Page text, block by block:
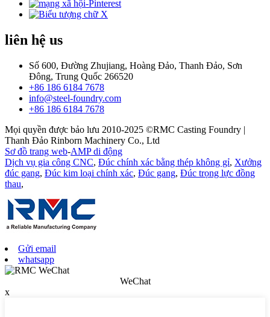
liên hệ us
Số 600, Đường Zhujiang, Hoàng Đảo, Thanh Đảo, Sơn
Đông, Trung Quốc 266520
+86 186 6184 7678
info@steel-foundry.com
+86 186 6184 7678
Mọi quyền được bảo lưu 2010-2025 ©RMC Casting Foundry |
Thanh Đảo Rinborn Machinery Co., Ltd
Sơ đồ trang web-AMP di động
Dịch vụ gia công CNC, Đúc chính xác bằng thép không gỉ, Xưởng
đúc gang, Đúc kim loại chính xác, Đúc gang, Đúc trọng lực đồng
thau,
Gửi email
whatsapp
WeChat
x